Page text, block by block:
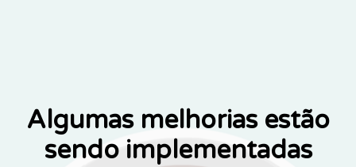
Algumas melhorias estão
sendo implementadas